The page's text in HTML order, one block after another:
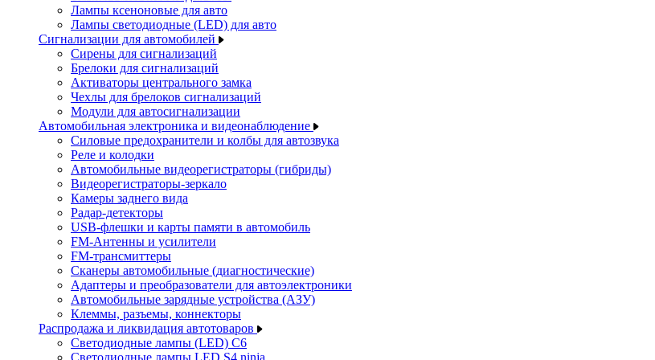
Лампы ксеноновые для авто
Лампы светодиодные (LED) для авто
Сигнализации для автомобилей
Сирены для сигнализаций
Брелоки для сигнализаций
Активаторы центрального замка
Чехлы для брелоков сигнализаций
Модули для автосигнализации
Автомобильная электроника и видеонаблюдение
Силовые предохранители и колбы для автозвука
Реле и колодки
Автомобильные видеорегистраторы (гибриды)
Видеорегистраторы-зеркало
Камеры заднего вида
Радар-детекторы
USB-флешки и карты памяти в автомобиль
FM-Антенны и усилители
FM-трансмиттеры
Сканеры автомобильные (диагностические)
Адаптеры и преобразователи для автоэлектроники
Автомобильные зарядные устройства (АЗУ)
Клеммы, разъемы, коннекторы
Распродажа и ликвидация автотоваров
Светодиодные лампы (LED) C6
Светодиодные лампы LED S4 ninja